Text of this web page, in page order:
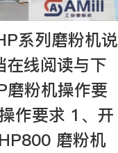
系列磨粉机说
线阅读与下
磨粉机操作要
作要求 1、开
磨粉机